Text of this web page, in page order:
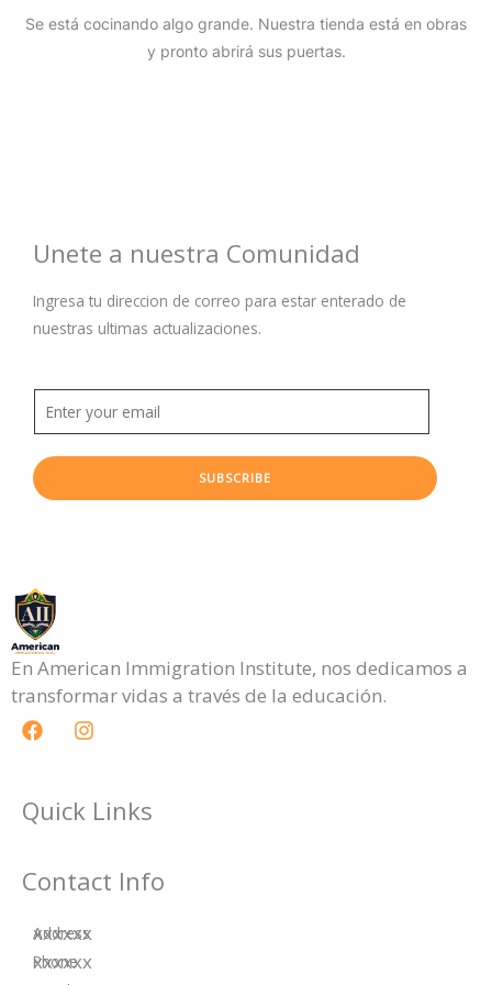
Se está cocinando algo grande. Nuestra tienda está en obras
y pronto abrirá sus puertas.
Unete a nuestra Comunidad
Ingresa tu direccion de correo para estar enterado de
nuestras ultimas actualizaciones.
SUBSCRIBE
En American Immigration Institute, nos dedicamos a
transformar vidas a través de la educación.
F
a
b
o
I
n
a
g
m
Quick Links
Contact Info
Address
xxxxxx
Phone
xxxxxx